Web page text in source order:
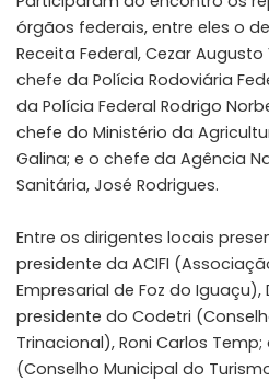
órgãos federais, entre eles o
Receita Federal, Cezar
chefe da Polícia Rodoviária
da Polícia Federal Rodrigo
chefe do Ministério da
Galina; e o chefe da Agência
Sanitária, José Rodrigues.
Entre os dirigentes locais
presidente da ACIFI
Empresarial de Foz do Iguaçu),
presidente do Codetri
Trinacional), Roni Carlos
(Conselho Municipal do